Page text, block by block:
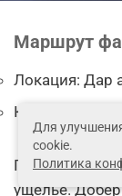
Маршрут
Локация: Дар
Количество
После
ущелье.
Для
cookie.
Политика